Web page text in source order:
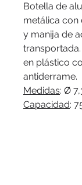
Botella de
metálica con
y manija de
en plástico
antiderrame.
Medidas: Ø
Capacidad: